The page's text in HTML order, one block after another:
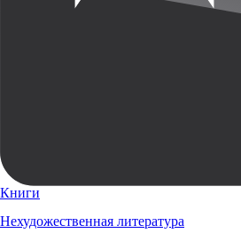
Книги
Нехудожественная литература